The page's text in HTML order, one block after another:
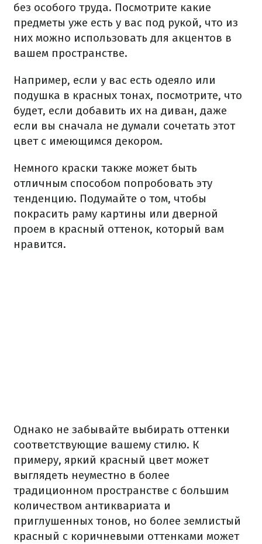
без особого труда. Посмотрите какие
предметы уже есть у вас под рукой, что из
них можно использовать для акцентов в
вашем пространстве.
Например, если у вас есть одеяло или
подушка в красных тонах, посмотрите, что
будет, если добавить их на диван, даже
если вы сначала не думали сочетать этот
цвет с имеющимся декором.
Немного краски также может быть
отличным способом попробовать эту
тенденцию. Подумайте о том, чтобы
покрасить раму картины или дверной
проем в красный оттенок, который вам
нравится.
Однако не забывайте выбирать оттенки
соответствующие вашему стилю. К
примеру, яркий красный цвет может
выглядеть неуместно в более
традиционном пространстве с большим
количеством антиквариата и
приглушенных тонов, но более землистый
красный с коричневыми оттенками может